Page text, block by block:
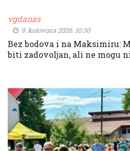
vgdanas
9. kolovoza 2026. 10:30
Bez bodova i na Maksimiru:
biti zadovoljan, ali ne mogu